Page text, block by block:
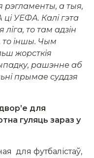
рэгламенты, а тыя,
УЕФА. Калі гэта
то там адзін
то іншы. Чым
жорсткія
рашэнне аб
прымае суддзя
для
гуляць зараз у
для футбалістаў,